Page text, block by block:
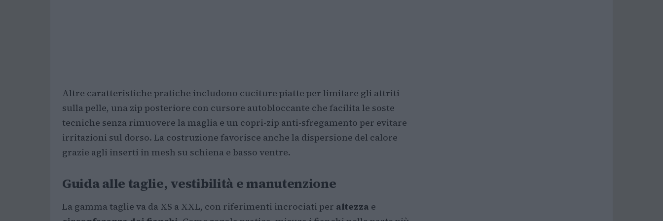
Altre caratteristiche pratiche includono cuciture piatte per limitare gli attriti
sulla pelle, una zip posteriore con cursore autobloccante che facilita le soste
tecniche senza rimuovere la maglia e un copri-zip anti-sfregamento per evitare
irritazioni sul dorso. La costruzione favorisce anche la dispersione del calore
grazie agli inserti in mesh su schiena e basso ventre.
Guida alle taglie, vestibilità e manutenzione
La gamma taglie va da XS a XXL, con riferimenti incrociati per altezza e